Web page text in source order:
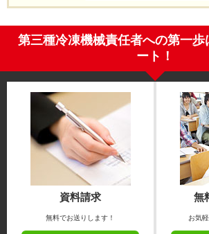
第三種冷凍機械責任者への第一歩
ート！
資料請求
無料でお送りします！
無
お気